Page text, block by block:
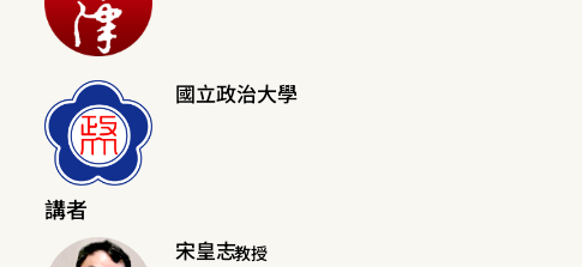
國立政治大學
講者
宋皇志教授